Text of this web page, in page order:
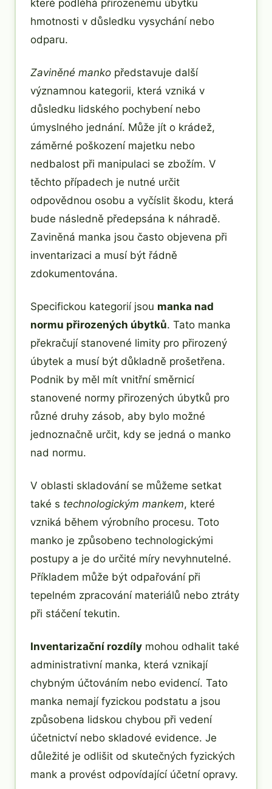
které podléhá přirozenému úbytku
hmotnosti v důsledku vysychání nebo
odparu.
Zaviněné manko představuje další
významnou kategorii, která vzniká v
důsledku lidského pochybení nebo
úmyslného jednání. Může jít o krádež,
záměrné poškození majetku nebo
nedbalost při manipulaci se zbožím. V
těchto případech je nutné určit
odpovědnou osobu a vyčíslit škodu, která
bude následně předepsána k náhradě.
Zaviněná manka jsou často objevena při
inventarizaci a musí být řádně
zdokumentována.
Specifickou kategorií jsou manka nad
normu přirozených úbytků. Tato manka
překračují stanovené limity pro přirozený
úbytek a musí být důkladně prošetřena.
Podnik by měl mít vnitřní směrnicí
stanovené normy přirozených úbytků pro
různé druhy zásob, aby bylo možné
jednoznačně určit, kdy se jedná o manko
nad normu.
V oblasti skladování se můžeme setkat
také s technologickým mankem, které
vzniká během výrobního procesu. Toto
manko je způsobeno technologickými
postupy a je do určité míry nevyhnutelné.
Příkladem může být odpařování při
tepelném zpracování materiálů nebo ztráty
při stáčení tekutin.
Inventarizační rozdíly mohou odhalit také
administrativní manka, která vznikají
chybným účtováním nebo evidencí. Tato
manka nemají fyzickou podstatu a jsou
způsobena lidskou chybou při vedení
účetnictví nebo skladové evidence. Je
důležité je odlišit od skutečných fyzických
mank a provést odpovídající účetní opravy.